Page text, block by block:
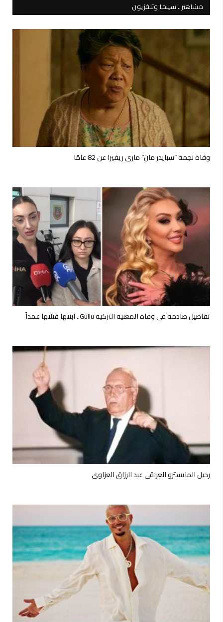
مشاهير.. سينما وتلفزيون
وفاة نجمة “سبايدر مان” ماري ريفيرا عن 82 عامًا
تفاصيل صادمة في وفاة المغنية التركية Güllü.. ابنتها قتلتها عمداً
رحيل المايسترو العراقي عبد الرزاق العزاوي